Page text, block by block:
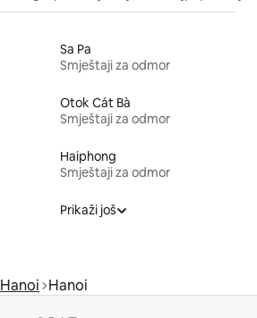
Sa Pa
Smještaji za odmor
Otok Cát Bà
Smještaji za odmor
Haiphong
Smještaji za odmor
Prikaži još
Hanoi Hanoi